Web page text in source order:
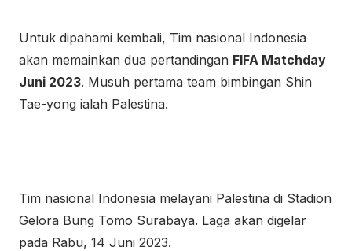
Untuk dipahami kembali, Tim nasional Indonesia
akan memainkan dua pertandingan FIFA Matchday
Juni 2023. Musuh pertama team bimbingan Shin
Tae-yong ialah Palestina.
Tim nasional Indonesia melayani Palestina di Stadion
Gelora Bung Tomo Surabaya. Laga akan digelar
pada Rabu, 14 Juni 2023.